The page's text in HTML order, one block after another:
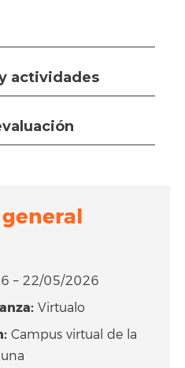
actividades
– 22/05/2026
Virtualo
Campus virtual de la